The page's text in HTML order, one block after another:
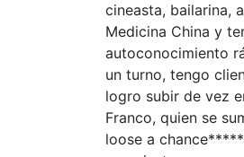
cineasta, bailarina,
Medicina China y
autoconocimiento
un turno, tengo
logro subir de vez
Franco, quien se
loose a